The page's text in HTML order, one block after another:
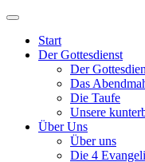
Start
Der Gottesdienst
Der
Das
Die Taufe
Unsere
Über Uns
Über uns
Die 4